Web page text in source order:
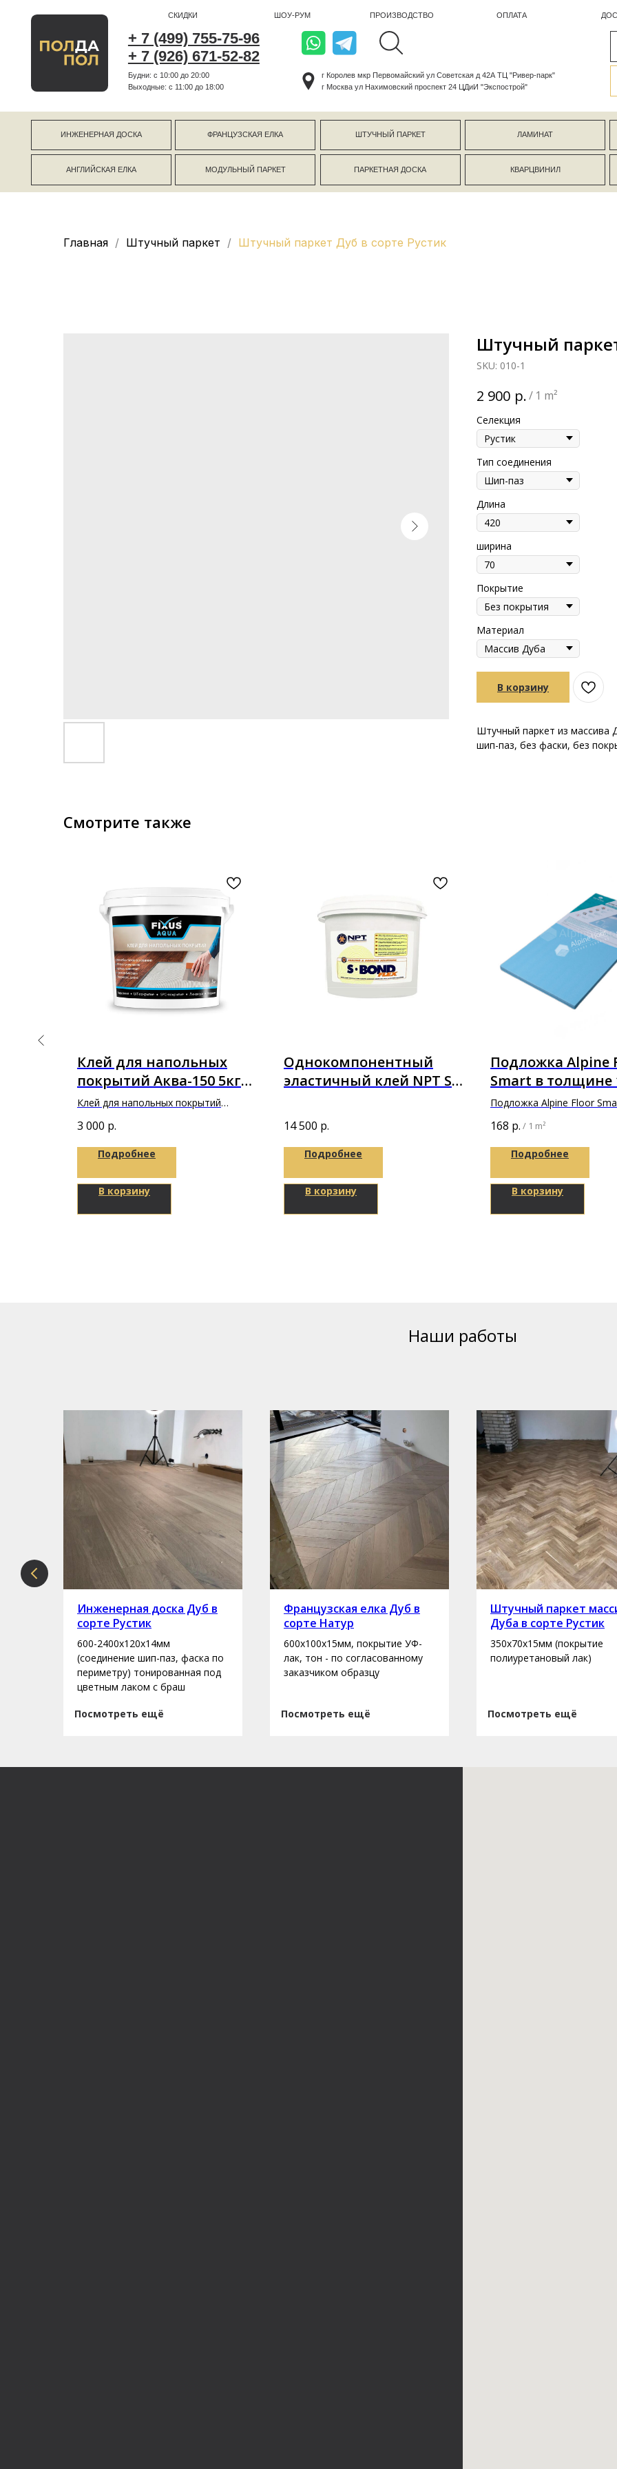
+ 7 (499) 755-75-96
+ 7 (926) 671-52-82
СКИДКИ ШОУ-РУМ ПРОИЗВОДСТВО
Будни: с 10:00 до 20:00
Выходные: c 11:00 до 18:00
г Москва ул Нахимовский проспект 24 ЦДиИ "Экспострой"
ИНЖЕНЕРНАЯ ДОСКА
АНГЛИЙСКАЯ ЕЛКА
ФРАНЦУЗСКАЯ ЕЛКА
ПАРКЕТНАЯ ДОСКА
МОДУЛЬНЫЙ ПАРКЕТ
ШТУЧНЫЙ ПАРКЕТ
КВАРЦВИНИЛ СТЕНОВЫЕ
ЛАМИНАТ
Главная Штучный паркет Штучный паркет Дуб в сорте Рустик
Штучный
SKU: 010-1
2 900 р./ 1 m²
Селекция
Тип соединения
Длина
ширина
Покрытие
Материал
В корзину
Штучный паркет из массива
шип-паз, без фаски, без
Смотрите также
Клей для напольных
покрытий Аква-150 5кг
"Фиксус"
Клей для напольных покрытий
3 000 р.
Подробнее
В корзину
Однокомпонентный
эластичный клей NPT S
Полимера 14кг
14 500 р.
Подробнее
В корзину
Подложка Alpine
Smart в толщине
Подложка Alpine Floor
168 р. / 1 m²
Подробнее
В корзину
Наши работы
Инженерная доска Дуб в
сорте Рустик
600-2400х120х14мм
(соединение шип-паз, фаска по
периметру) тонированная под
цветным лаком с браш
Посмотреть ещё
Французская елка Дуб в
сорте Натур
600х100х15мм, покрытие УФ-
лак, тон - по согласованному
заказчиком образцу
Посмотреть ещё
Штучный паркет
Дуба в сорте Рустик
350х70х15мм (покрытие
полиуретановый лак)
Посмотреть ещё